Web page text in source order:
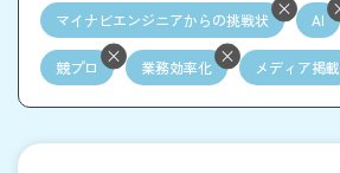
マイナビエンジニアからの挑戦状 AI
競プロ 業務効率化 メディア掲載